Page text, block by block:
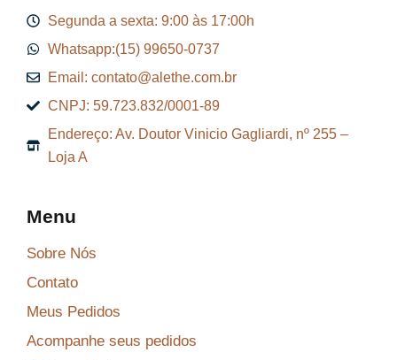
Segunda a sexta: 9:00 às 17:00h
Whatsapp:(15) 99650-0737
Email: contato@alethe.com.br
CNPJ: 59.723.832/0001-89
Endereço: Av. Doutor Vinicio Gagliardi, nº 255 –
Loja A
Menu
Sobre Nós
Contato
Meus Pedidos
Acompanhe seus pedidos